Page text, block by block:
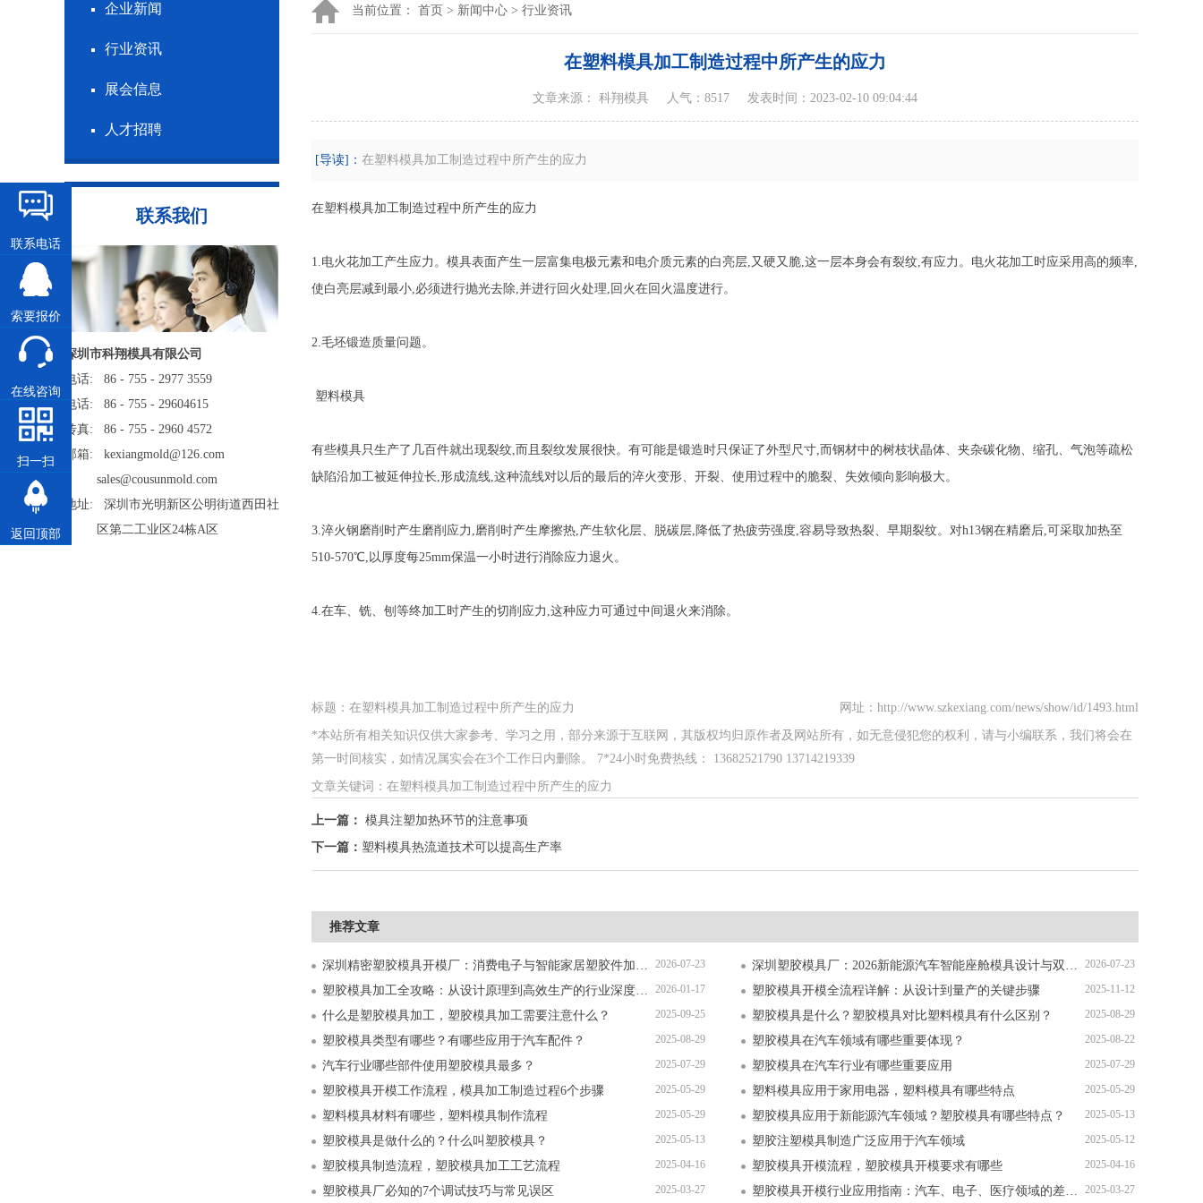
企业新闻
行业资讯
展会信息
人才招聘
联系我们
深圳市科翔模具有限公司
电话: 86 - 755 - 2977 3559
电话: 86 - 755 - 29604615
传真: 86 - 755 - 2960 4572
邮箱: kexiangmold@126.com
sales@cousunmold.com
地址: 深圳市光明新区公明街道西田社
区第二工业区24栋A区
当前位置： 首页 > 新闻中心 > 行业资讯
在塑料模具加工制造过程中所产生的应力
文章来源： 科翔模具 人气：8517 发表时间：2023-02-10 09:04:44
[导读]： 在塑料模具加工制造过程中所产生的应力
在塑料模具加工制造过程中所产生的应力
1.电火花加工产生应力。模具表面产生一层富集电极元素和电介质元素的白亮层,又硬又脆,这一层本身会有裂纹,有应力。电火花加工时应采用高的频率,
使白亮层减到最小,必须进行抛光去除,并进行回火处理,回火在回火温度进行。
2.毛坯锻造质量问题。
塑料模具
有些模具只生产了几百件就出现裂纹,而且裂纹发展很快。有可能是锻造时只保证了外型尺寸,而钢材中的树枝状晶体、夹杂碳化物、缩孔、气泡等疏松
缺陷沿加工被延伸拉长,形成流线,这种流线对以后的最后的淬火变形、开裂、使用过程中的脆裂、失效倾向影响极大。
3.淬火钢磨削时产生磨削应力,磨削时产生摩擦热,产生软化层、脱碳层,降低了热疲劳强度,容易导致热裂、早期裂纹。对h13钢在精磨后,可采取加热至
510-570℃,以厚度每25mm保温一小时进行消除应力退火。
4.在车、铣、刨等终加工时产生的切削应力,这种应力可通过中间退火来消除。
标题：在塑料模具加工制造过程中所产生的应力 网址：http://www.szkexiang.com/news/show/id/1493.html
*本站所有相关知识仅供大家参考、学习之用，部分来源于互联网，其版权均归原作者及网站所有，如无意侵犯您的权利，请与小编联系，我们将会在
第一时间核实，如情况属实会在3个工作日内删除。 7*24小时免费热线： 13682521790 13714219339
文章关键词：在塑料模具加工制造过程中所产生的应力
上一篇： 模具注塑加热环节的注意事项
下一篇： 塑料模具热流道技术可以提高生产率
推荐文章
2026-07-23
深圳精密塑胶模具开模厂：消费电子与智能家居塑胶件加工全解析 2026-07-23
深圳塑胶模具厂：2026新能源汽车智能座舱模具设计与双色注塑加工解析
2026-01-17
塑胶模具加工全攻略：从设计原理到高效生产的行业深度指南 2025-11-12
塑胶模具开模全流程详解：从设计到量产的关键步骤
2025-09-25
什么是塑胶模具加工，塑胶模具加工需要注意什么？ 2025-08-29
塑胶模具是什么？塑胶模具对比塑料模具有什么区别？
2025-08-29
塑胶模具类型有哪些？有哪些应用于汽车配件？ 2025-08-22
塑胶模具在汽车领域有哪些重要体现？
2025-07-29
汽车行业哪些部件使用塑胶模具最多？ 2025-07-29
塑胶模具在汽车行业有哪些重要应用
2025-05-29
塑胶模具开模工作流程，模具加工制造过程6个步骤 2025-05-29
塑料模具应用于家用电器，塑料模具有哪些特点
2025-05-29
塑料模具材料有哪些，塑料模具制作流程 2025-05-13
塑胶模具应用于新能源汽车领域？塑胶模具有哪些特点？
2025-05-13
塑胶模具是做什么的？什么叫塑胶模具？ 2025-05-12
塑胶注塑模具制造广泛应用于汽车领域
2025-04-16
塑胶模具制造流程，塑胶模具加工工艺流程 2025-04-16
塑胶模具开模流程，塑胶模具开模要求有哪些
2025-03-27
塑胶模具厂必知的7个调试技巧与常见误区 2025-03-27
塑胶模具开模行业应用指南：汽车、电子、医疗领域的差异化流程
联系电话
索要报价
在线咨询
扫一扫
返回顶部